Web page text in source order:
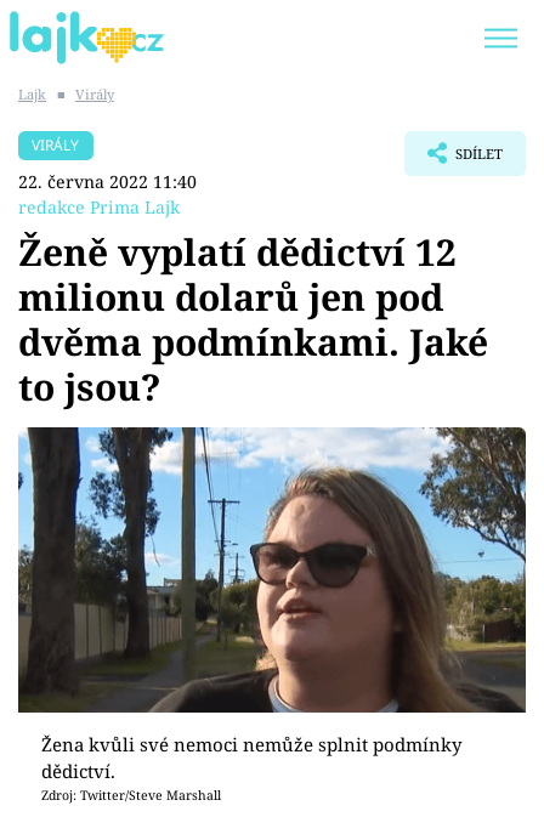
SHOPAHOLICADEL
Témata
Showbyznys
Youtubeři
Virály
Sex a vztahy
Videa
Sledujte prima+
Přihlášení
Lajk ■ Virály
VIRÁLY
22. června 2022 11:40
redakce Prima Lajk
SDÍLET
Ženě vyplatí dědictví 12
milionu dolarů jen pod
dvěma podmínkami. Jaké
to jsou?
Žena kvůli své nemoci nemůže splnit podmínky
dědictví.
Zdroj: Twitter/Steve Marshall